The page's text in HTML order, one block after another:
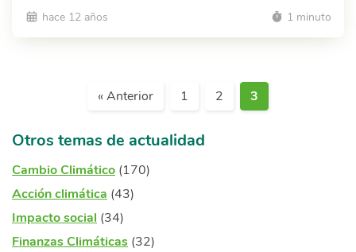
hace 12 años 1 minuto
« Anterior 1 2 3
Otros temas de actualidad
Cambio Climático (170)
Acción climática (43)
Impacto social (34)
Finanzas Climáticas (32)